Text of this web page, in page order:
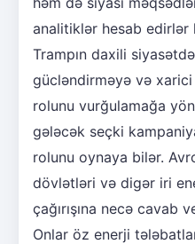
analitiklər hesab
Trampın daxili
gücləndirməyə və
rolunu vurğulamağa
gələcək seçki
rolunu oynaya bilər.
dövlətləri və digər iri
çağırışına necə cavab
Onlar öz enerji